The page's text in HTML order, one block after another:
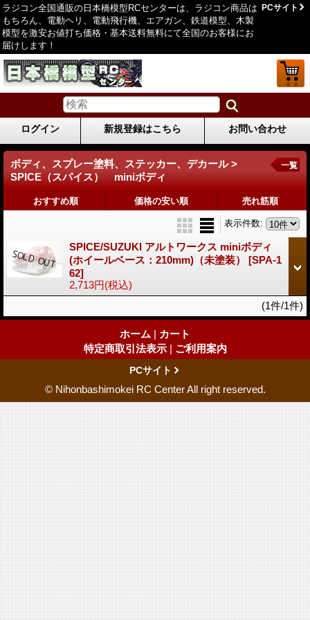
ラジコン全国通販の日本橋模型RCセンターは、ラジコン商品は
もちろん、電動ヘリ、電動飛行機、エアガン、鉄道模型、木製
模型を激安お値打ち価格・基本送料無料にて全国のお客様にお
届けします！
PCサイト
ログイン 新規登録はこちら お問い合わせ
ボディ、スプレー塗料、ステッカー、デカール >
SPICE（スパイス） miniボディ
一覧
おすすめ順 価格の安い順 売れ筋順
表示件数:
SPICE/SUZUKI アルトワークス miniボディ
(ホイールベース：210mm)（未塗装） [SPA-1
62]
2,713円(税込)
(1件/1件)
ホーム | カート
特定商取引法表示 | ご利用案内
PCサイト
© Nihonbashimokei RC Center All right reserved.